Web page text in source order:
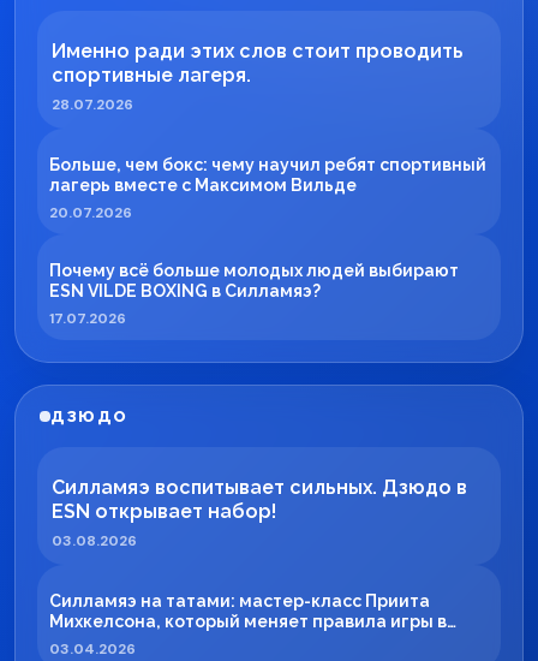
Именно ради этих слов стоит проводить
спортивные лагеря.
28.07.2026
Больше, чем бокс: чему научил ребят спортивный
лагерь вместе с Максимом Вильде
20.07.2026
Почему всё больше молодых людей выбирают
ESN VILDE BOXING в Силламяэ?
17.07.2026
ДЗЮДО
Силламяэ воспитывает сильных. Дзюдо в
ESN открывает набор!
03.08.2026
Силламяэ на татами: мастер-класс Приита
Михкелсона, который меняет правила игры в
регионе
03.04.2026